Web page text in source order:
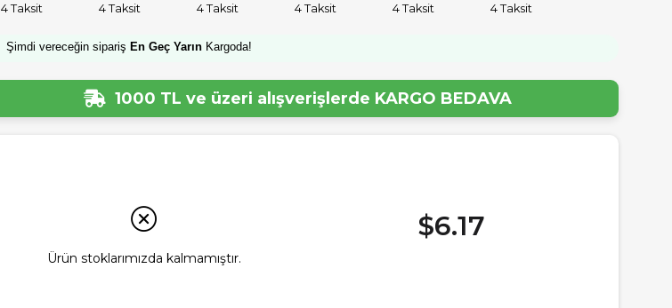
4 Taksit 4 Taksit 4 Taksit 4 Taksit 4 Taksit 4 Taksit
Şimdi vereceğin sipariş En Geç Yarın Kargoda!
1000 TL ve üzeri alışverişlerde KARGO BEDAVA
Ürün stoklarımızda kalmamıştır.
$6.17